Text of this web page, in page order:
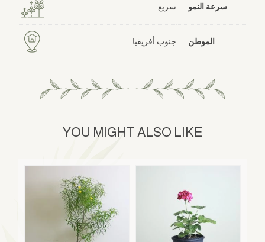
سرعة النمو سريع
الموطن جنوب أفريقيا
YOU MIGHT ALSO LIKE